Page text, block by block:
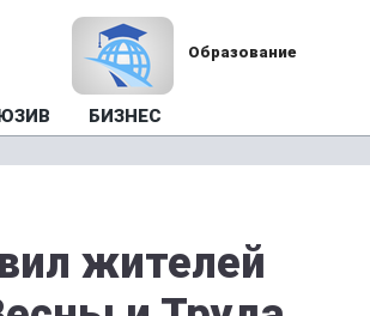
Образование
БИЗНЕС
жителей